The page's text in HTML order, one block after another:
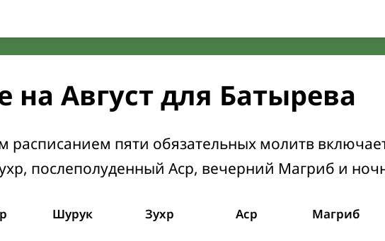
на Август для Батырева
расписанием пяти обязательных молитв
послеполуденный Аср, вечерний Магриб и
Шурук Зухр Аср Магриб